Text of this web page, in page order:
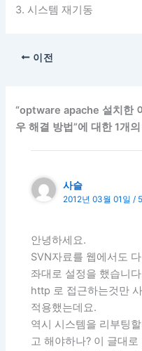
3. 시스템 재기동
이전
“optware apache 설치한
우 해결 방법”에 대한 1개
사슬
2012년 03월 01일 /
안녕하세요.
SVN자료를 웹에서도
좌대로 설정을 했습니
http 로 접근하는것만
적용했는데요.
역시 시스템을 리부팅
고 해야하나? 이 글대로